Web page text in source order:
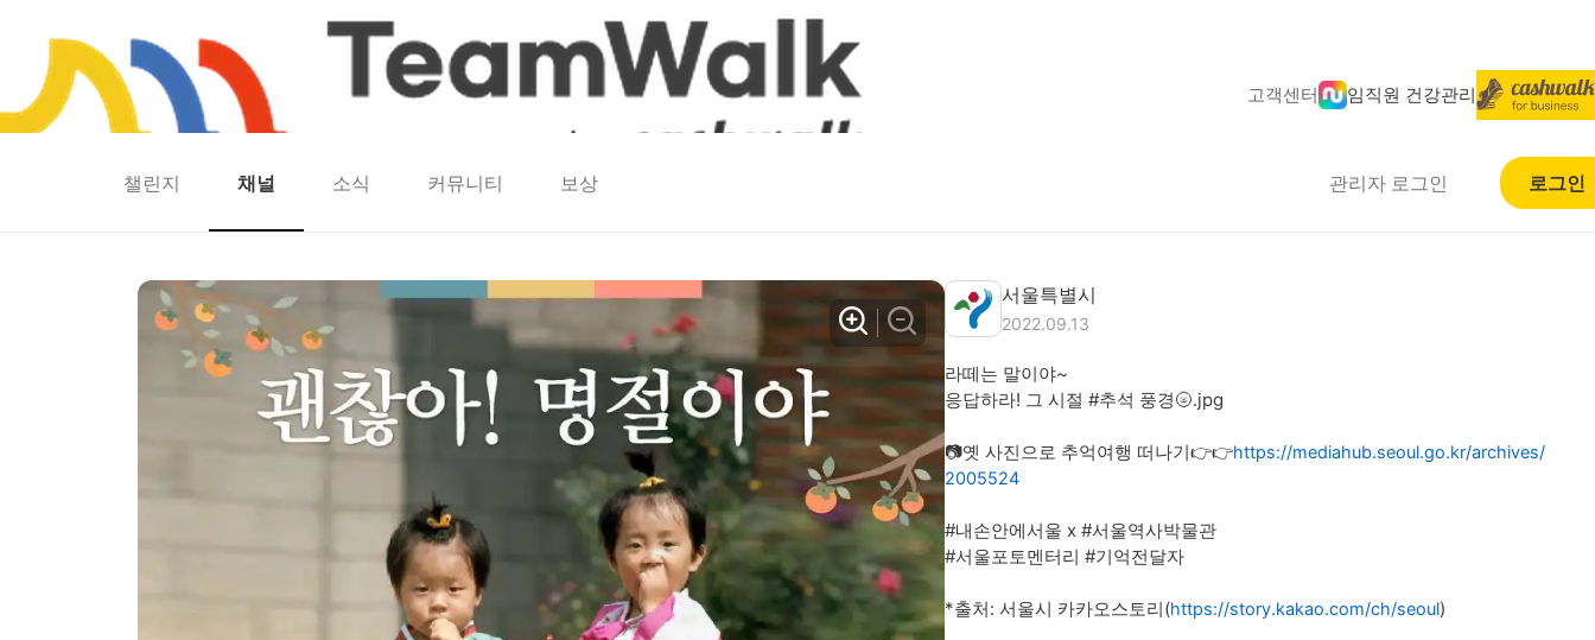
고객센터 임직원 건강관리
런마일 모두의챌린지 캐시로또 캐시딜
챌린지 채널 소식 커뮤니티 보상 관리자 로그인 로그인
라떼는 말이야~ 서울특별시
2022.09.13
라떼는 말이야~
응답하라! 그 시절 #추석 풍경🌝.jpg
📷옛 사진으로 추억여행 떠나기👉👉https://mediahub.seoul.go.kr/archives/
2005524
#내손안에서울 x #서울역사박물관
#서울포토멘터리 #기억전달자
*출처: 서울시 카카오스토리(https://story.kakao.com/ch/seoul)